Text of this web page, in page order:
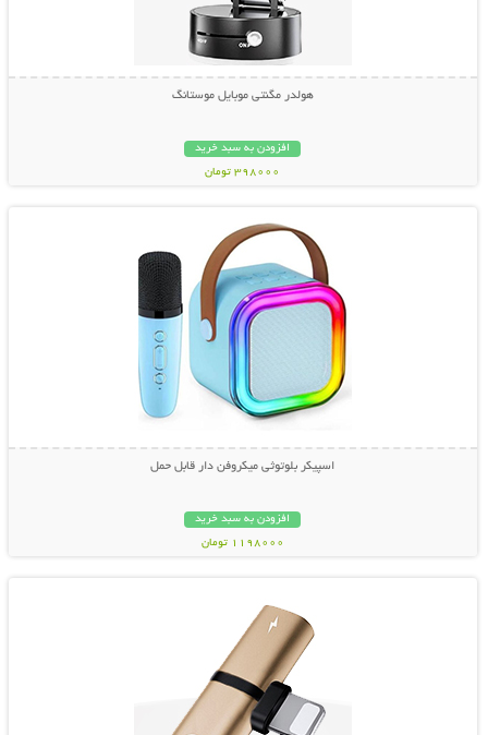
هولدر مگنتی موبایل موستانگ
افزودن به سبد خرید
398000 تومان
نمایش توضیحات بیشتر
اسپیکر بلوتوثی میکروفن دار قابل حمل
افزودن به سبد خرید
1198000 تومان
نمایش توضیحات بیشتر